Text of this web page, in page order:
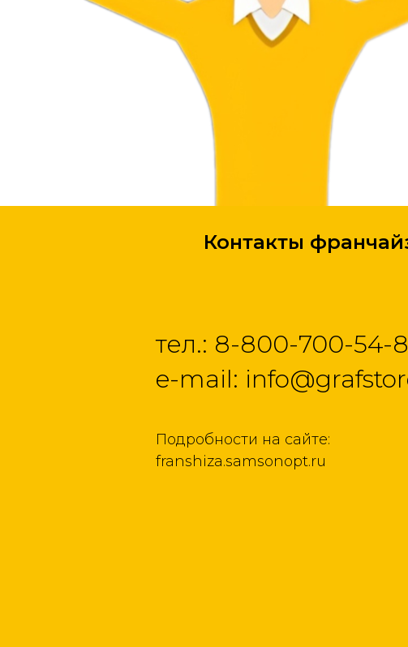
Контакты
тел.: 8-800-700-54-
e-mail:
Подробности на сайте:
franshiza.samsonopt.ru